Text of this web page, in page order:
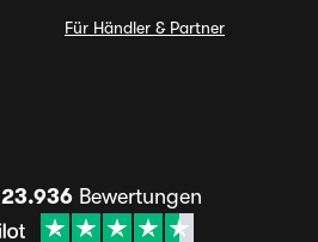
Für Händler & Partner
23.936 Bewertungen